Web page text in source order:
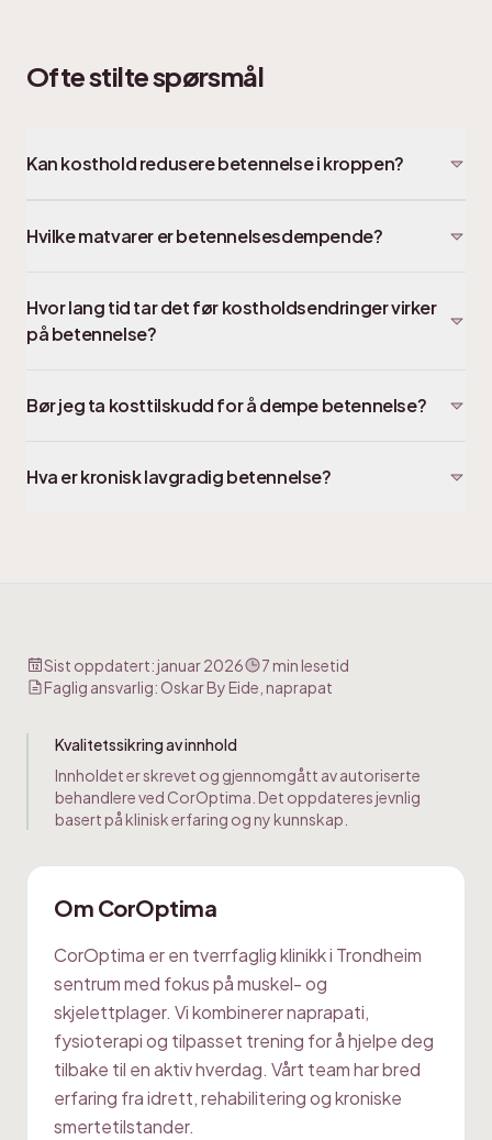
Ofte stilte spørsmål
Kan kosthold redusere betennelse i kroppen?
Hvilke matvarer er betennelsesdempende?
Hvor lang tid tar det før kostholdsendringer virker
på betennelse?
Bør jeg ta kosttilskudd for å dempe betennelse?
Hva er kronisk lavgradig betennelse?
Sist oppdatert:januar 2026 7min lesetid
Faglig ansvarlig: Oskar By Eide, naprapat
Kvalitetssikring av innhold
Innholdet er skrevet og gjennomgått av autoriserte
behandlere ved CorOptima. Det oppdateres jevnlig
basert på klinisk erfaring og ny kunnskap.
Om CorOptima
CorOptima er en tverrfaglig klinikk i Trondheim
sentrum med fokus på muskel- og
skjelettplager. Vi kombinerer naprapati,
fysioterapi og tilpasset trening for å hjelpe deg
tilbake til en aktiv hverdag. Vårt team har bred
erfaring fra idrett, rehabilitering og kroniske
smertetilstander.